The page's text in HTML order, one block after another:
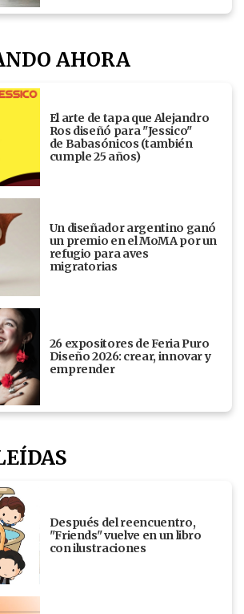
AHORA
El arte de tapa que Alejandro
Ros diseñó para "Jessico"
de Babasónicos (también
cumple 25 años)
Un diseñador argentino ganó
un premio en el MoMA por un
refugio para aves
migratorias
26 expositores de Feria Puro
Diseño 2026: crear, innovar y
emprender
Después del reencuentro,
"Friends" vuelve en un libro
con ilustraciones